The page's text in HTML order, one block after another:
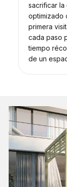
sacrificar la
optimizado
primera
cada paso
tiempo
de un